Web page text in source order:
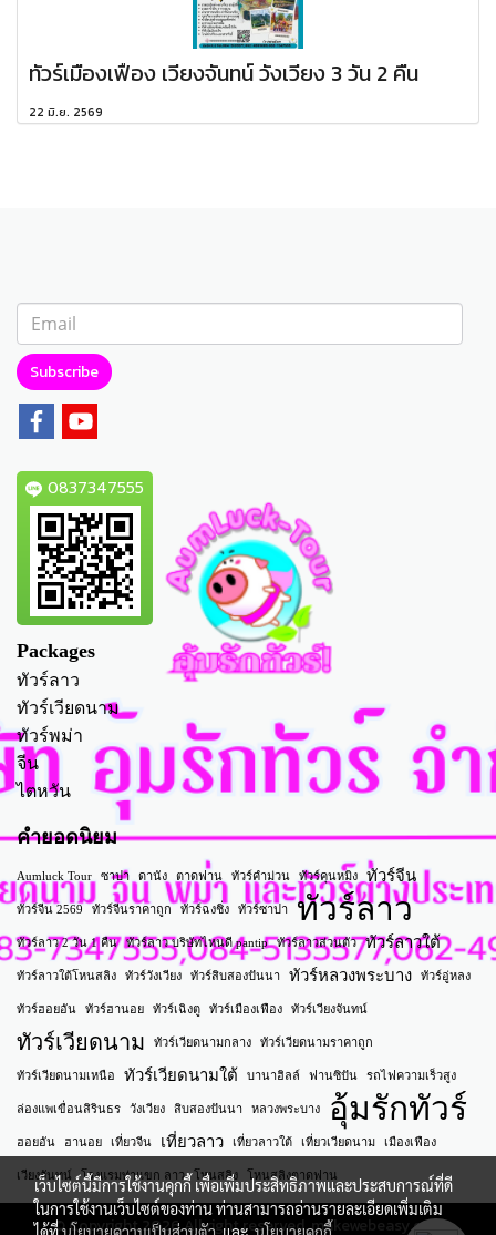
ทัวร์เมืองเฟือง เวียงจันทน์ วังเวียง 3 วัน 2 คืน
22 มิ.ย. 2569
Subscribe
0837347555
Packages
ทัวร์ลาว
ทัวร์เวียดนาม
ทัวร์พม่า
จีน
ไตหวัน
คำยอดนิยม
Aumluck Tour ซาปา ดานัง ตาดฟาน ทัวร์คำม่วน ทัวร์คุนหมิง ทัวร์จีน
ทัวร์จีน 2569 ทัวร์จีนราคาถูก ทัวร์ฉงชิ่ง ทัวร์ซาปา ทัวร์ลาว
ทัวร์ลาว 2 วัน 1 คืน ทัวร์ลาว บริษัทไหนดี pantip ทัวร์ลาวส่วนตัว ทัวร์ลาวใต้
ทัวร์ลาวใต้โหนสลิง ทัวร์วังเวียง ทัวร์สิบสองปันนา ทัวร์หลวงพระบาง ทัวร์อู่หลง
ทัวร์ฮอยอัน ทัวร์ฮานอย ทัวร์เฉิงตู ทัวร์เมืองเฟือง ทัวร์เวียงจันทน์
ทัวร์เวียดนาม ทัวร์เวียดนามกลาง ทัวร์เวียดนามราคาถูก
ทัวร์เวียดนามเหนือ ทัวร์เวียดนามใต้ บานาฮิลล์ ฟานซิปัน รถไฟความเร็วสูง
ล่องแพเขื่อนสิรินธร วังเวียง สิบสองปันนา หลวงพระบาง อุ้มรักทัวร์
ฮอยอัน ฮานอย เที่ยวจีน เที่ยวลาว เที่ยวลาวใต้ เที่ยวเวียดนาม เมืองเฟือง
เวียงจันทน์ โรงแรมท่าแขก ลาว โหนสลิง โหนสลิงตาดฟาน
© Copyright 2026 All right reserved. makewebeasy.com
เว็บไซต์นี้มีการใช้งานคุกกี้ เพื่อเพิ่มประสิทธิภาพและประสบการณ์ที่ดี
ในการใช้งานเว็บไซต์ของท่าน ท่านสามารถอ่านรายละเอียดเพิ่มเติม